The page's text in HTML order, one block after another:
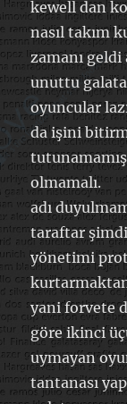
kewell dan
nasıl takım
zamanı geldi
unuttu
oyuncular
da işini
olmamalı.
adı
taraftar
yönetimi
yani forvete
göre ikinci
uymayan
tantanası